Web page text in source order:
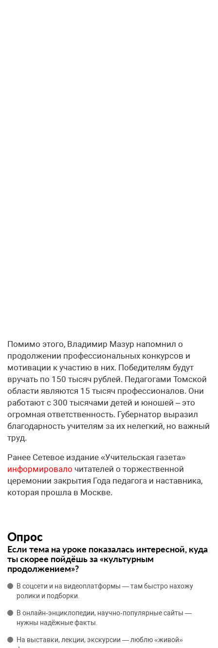
Помимо этого, Владимир Мазур напомнил о
продолжении профессиональных конкурсов и
мотивации к участию в них. Победителям будут
вручать по 150 тысяч рублей. Педагогами Томской
области являются 15 тысяч профессионалов. Они
работают с 300 тысячами детей и юношей – это
огромная ответственность. Губернатор выразил
благодарность учителям за их нелегкий, но важный
труд.
Ранее Сетевое издание «Учительская газета»
информировало читателей о торжественной
церемонии закрытия Года педагога и наставника,
которая прошла в Москве.
Опрос
Если тема на уроке показалась интересной, куда
ты скорее пойдёшь за «культурным
продолжением»?
В соцсети и на видеоплатформы — там быстро нахожу
ролики и подборки.
В онлайн‑энциклопедии, научно‑популярные сайты —
нужны надёжные факты.
На выставки, лекции, экскурсии — люблю «живой»